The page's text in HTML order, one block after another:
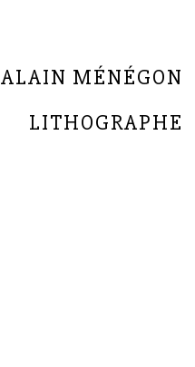
ALAIN MÉNÉGON
LITHOGRAPHE